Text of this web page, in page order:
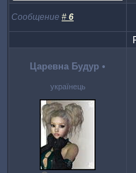
Сообщение # 6
Царевна Будур •
українець